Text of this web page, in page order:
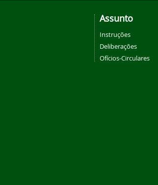
Assunto
Instruções
Deliberações
Ofícios-Circulares